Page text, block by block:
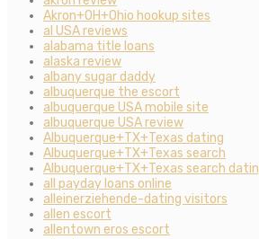
Akron+OH+Ohio hookup sites
al USA reviews
alabama title loans
alaska review
albany sugar daddy
albuquerque the escort
albuquerque USA mobile site
albuquerque USA review
Albuquerque+TX+Texas dating
Albuquerque+TX+Texas search
Albuquerque+TX+Texas search
all payday loans online
alleinerziehende-dating visitors
allen escort
allentown eros escort